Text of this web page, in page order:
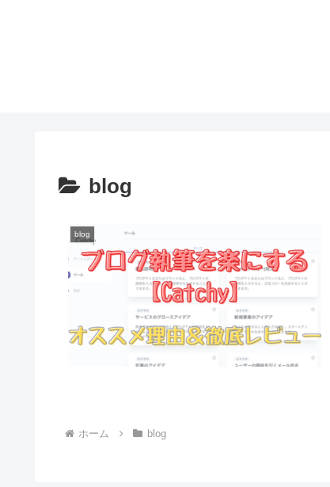
blog
blog
ホーム blog